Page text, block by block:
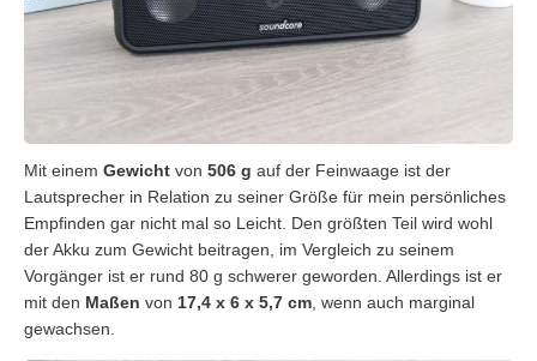
Mit einem Gewicht von 506 g auf der Feinwaage ist der
Lautsprecher in Relation zu seiner Größe für mein persönliches
Empfinden gar nicht mal so Leicht. Den größten Teil wird wohl
der Akku zum Gewicht beitragen, im Vergleich zu seinem
Vorgänger ist er rund 80 g schwerer geworden. Allerdings ist er
mit den Maßen von 17,4 x 6 x 5,7 cm , wenn auch marginal
gewachsen.